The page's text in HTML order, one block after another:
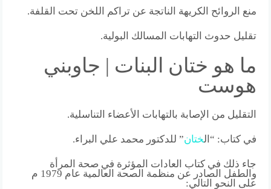
منع الروائح الكريهة الناتجة عن تراكم اللخن تحت القلفة.
تقليل حدوث التهابات المسالك البولية.
ما هو ختان البنات | جاوبني
هوست
التقليل من الإصابة بالتهابات الأعضاء التناسلية.
في كتاب: “ال ختان” للدكتور محمد علي البراء.
جاء ذلك في كتاب العادات المؤثرة في صحة المرأة
والطفل الصادر عن منظمة الصحة العالمية عام 1979 م
على النحو التالي: